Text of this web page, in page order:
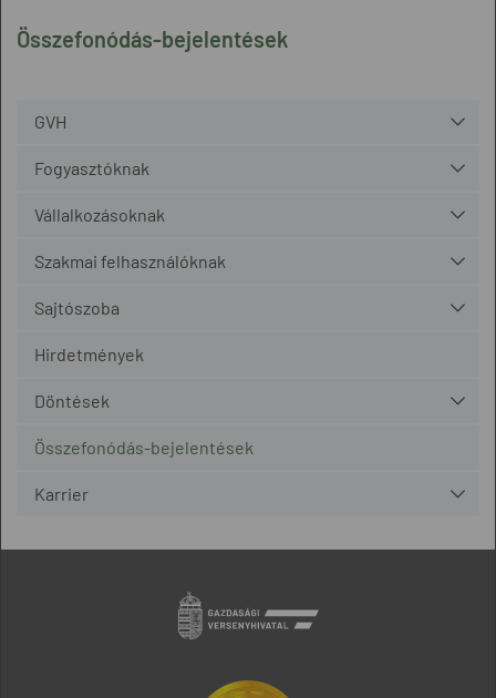
Összefonódás-bejelentések
GVH
Fogyasztóknak
Vállalkozásoknak
Szakmai felhasználóknak
Sajtószoba
Hirdetmények
Döntések
Összefonódás-bejelentések
Karrier